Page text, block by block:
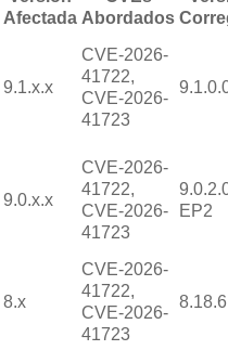
Afectada Abordados
9.1.x.x
CVE-2026-
41722,
CVE-2026-
41723
9.0.x.x
CVE-2026-
41722,
CVE-2026-
41723
EP2
8.x
CVE-2026-
41722,
CVE-2026-
41723
8.18.6